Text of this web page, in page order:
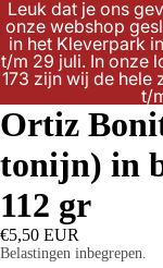
Leuk dat je ons
onze webshop
in het Kleverpark
t/m 29 juli. In onze
173 zijn wij de hele
t/
Ortiz
tonijn) in
112 gr
€5,50 EUR
Belastingen inbegrepen.